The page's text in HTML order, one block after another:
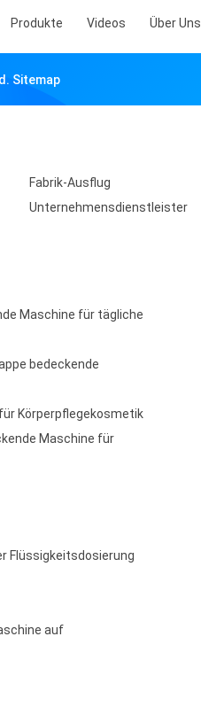
Produkte Videos Über Uns
Sitemap
Fabrik-Ausflug
Unternehmensdienstleister
Maschine für tägliche
bedeckende
Körperpflegekosmetik
Maschine für
Flüssigkeitsdosierung
auf